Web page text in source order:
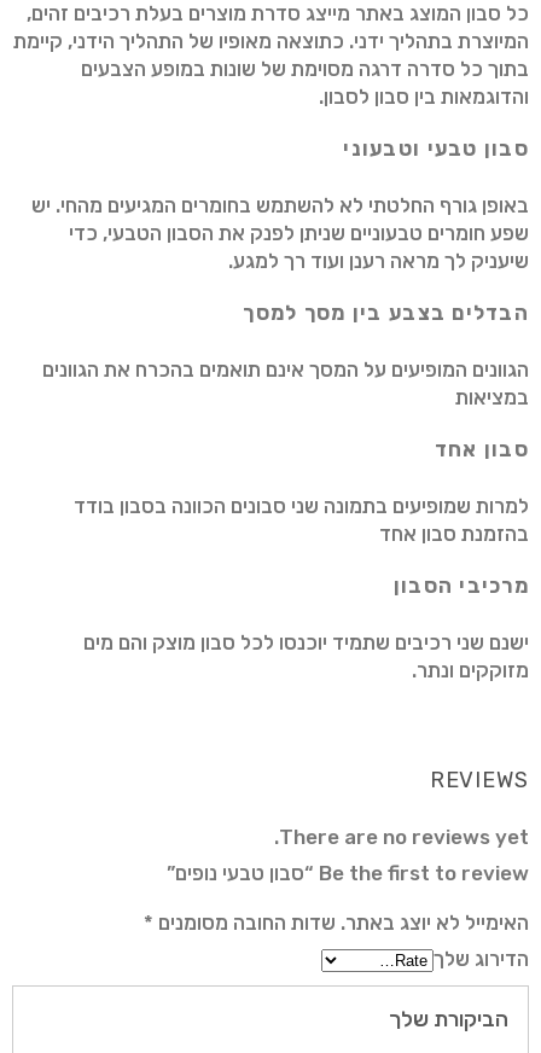
כל סבון המוצג באתר מייצג סדרת מוצרים בעלת רכיבים זהים,
המיוצרת בתהליך ידני. כתוצאה מאופיו של התהליך הידני, קיימת
בתוך כל סדרה דרגה מסוימת של שונות במופע הצבעים
והדוגמאות בין סבון לסבון.
סבון טבעי וטבעוני
באופן גורף החלטתי לא להשתמש בחומרים המגיעים מהחי. יש
שפע חומרים טבעוניים שניתן לפנק את הסבון הטבעי, כדי
שיעניק לך מראה רענן ועוד רך למגע.
הבדלים בצבע בין מסך למסך
הגוונים המופיעים על המסך אינם תואמים בהכרח את הגוונים
במציאות
סבון אחד
למרות שמופיעים בתמונה שני סבונים הכוונה בסבון בודד
בהזמנת סבון אחד
מרכיבי הסבון
ישנם שני רכיבים שתמיד יוכנסו לכל סבון מוצק והם מים
מזוקקים ונתר.
REVIEWS
There are no reviews yet.
Be the first to review “סבון טבעי נופים”
האימייל לא יוצג באתר. שדות החובה מסומנים *
הדירוג שלך